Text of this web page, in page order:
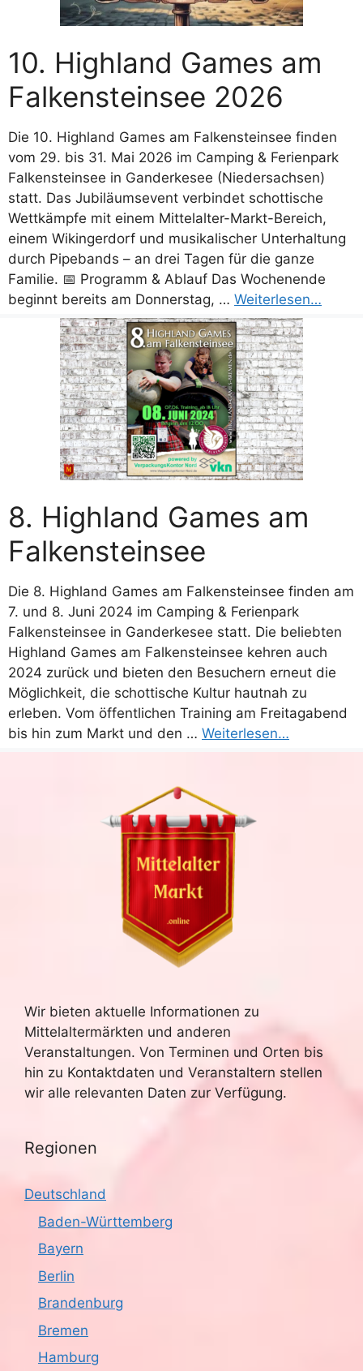
10. Highland Games am
Falkensteinsee 2026
Die 10. Highland Games am Falkensteinsee finden
vom 29. bis 31. Mai 2026 im Camping & Ferienpark
Falkensteinsee in Ganderkesee (Niedersachsen)
statt. Das Jubiläumsevent verbindet schottische
Wettkämpfe mit einem Mittelalter-Markt-Bereich,
einem Wikingerdorf und musikalischer Unterhaltung
durch Pipebands – an drei Tagen für die ganze
Familie. 📅 Programm & Ablauf Das Wochenende
beginnt bereits am Donnerstag, … Weiterlesen…
8. Highland Games am
Falkensteinsee
Die 8. Highland Games am Falkensteinsee finden am
7. und 8. Juni 2024 im Camping & Ferienpark
Falkensteinsee in Ganderkesee statt. Die beliebten
Highland Games am Falkensteinsee kehren auch
2024 zurück und bieten den Besuchern erneut die
Möglichkeit, die schottische Kultur hautnah zu
erleben. Vom öffentlichen Training am Freitagabend
bis hin zum Markt und den … Weiterlesen…
Wir bieten aktuelle Informationen zu
Mittelaltermärkten und anderen
Veranstaltungen. Von Terminen und Orten bis
hin zu Kontaktdaten und Veranstaltern stellen
wir alle relevanten Daten zur Verfügung.
Regionen
Deutschland
Baden-Württemberg
Bayern
Berlin
Brandenburg
Bremen
Hamburg